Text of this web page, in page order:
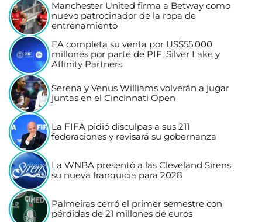
Manchester United firma a Betway como
nuevo patrocinador de la ropa de
entrenamiento
EA completa su venta por US$55.000
millones por parte de PIF, Silver Lake y
Affinity Partners
Serena y Venus Williams volverán a jugar
juntas en el Cincinnati Open
La FIFA pidió disculpas a sus 211
federaciones y revisará su gobernanza
La WNBA presentó a las Cleveland Sirens,
su nueva franquicia para 2028
Palmeiras cerró el primer semestre con
pérdidas de 21 millones de euros